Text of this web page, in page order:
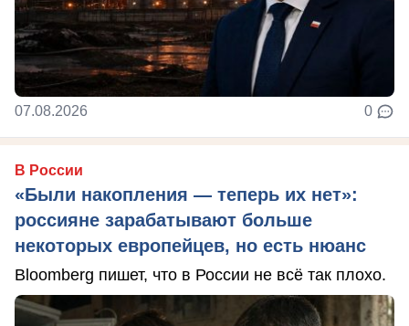
07.08.2026 0
В России
«Были накопления — теперь их нет»:
россияне зарабатывают больше
некоторых европейцев, но есть нюанс
Bloomberg пишет, что в России не всё так плохо.